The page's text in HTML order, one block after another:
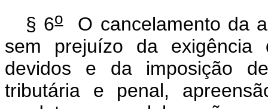
§ 6oO cancelamento da
sem prejuízo da exigência
devidos e da imposição
tributária e penal,